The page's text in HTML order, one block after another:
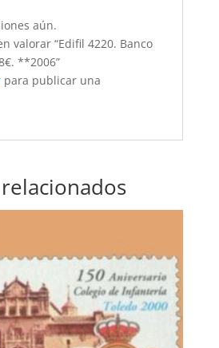
aún.
valorar “Edifil 4220. Banco
**2006”
para publicar una